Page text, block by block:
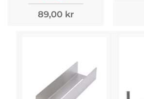
89,00 kr